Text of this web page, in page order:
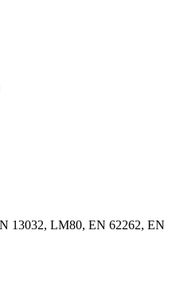
13032, LM80, EN 62262, EN